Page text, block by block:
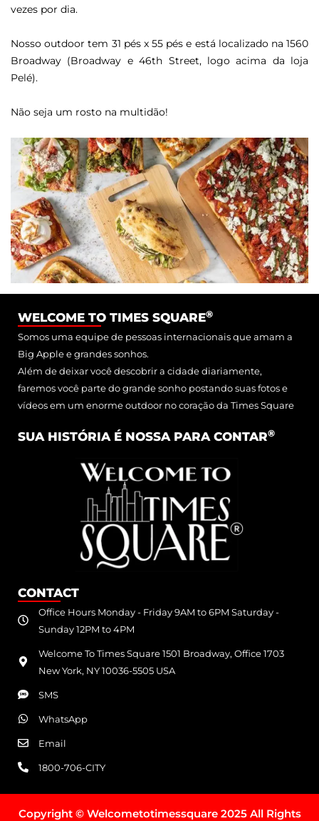
vezes por dia.
Nosso outdoor tem 31 pés x 55 pés e está localizado na 1560
Broadway (Broadway e 46th Street, logo acima da loja
Pelé).
Não seja um rosto na multidão!
WELCOME TO TIMES SQUARE®
Somos uma equipe de pessoas internacionais que amam a
Big Apple e grandes sonhos.
Além de deixar você descobrir a cidade diariamente,
faremos você parte do grande sonho postando suas fotos e
vídeos em um enorme outdoor no coração da Times Square
SUA HISTÓRIA É NOSSA PARA CONTAR®
CONTACT
Office Hours Monday - Friday 9AM to 6PM Saturday -
Sunday 12PM to 4PM
Welcome To Times Square 1501 Broadway, Office 1703
New York, NY 10036-5505 USA
SMS
WhatsApp
Email
1800-706-CITY
Copyright © Welcometotimessquare 2025 All Rights